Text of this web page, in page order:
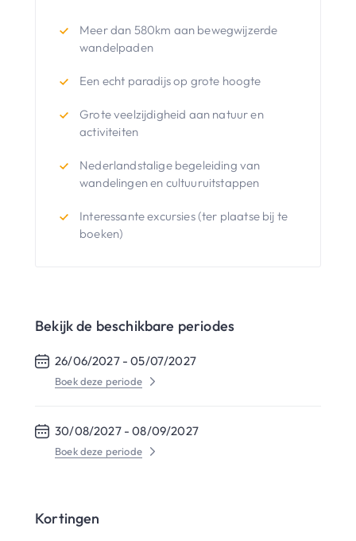
Meer dan 580km aan bewegwijzerde
wandelpaden
Een echt paradijs op grote hoogte
Grote veelzijdigheid aan natuur en
activiteiten
Nederlandstalige begeleiding van
wandelingen en cultuuruitstappen
Interessante excursies (ter plaatse bij te
boeken)
Bekijk de beschikbare periodes
26/06/2027 -05/07/2027
Boek deze periode
30/08/2027 -08/09/2027
Boek deze periode
Kortingen